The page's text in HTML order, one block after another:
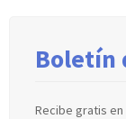
Boletín
Recibe gratis